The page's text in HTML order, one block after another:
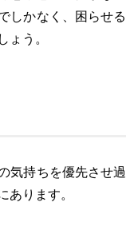
しかなく、困らせる
ょう。
気持ちを優先させ過
あります。